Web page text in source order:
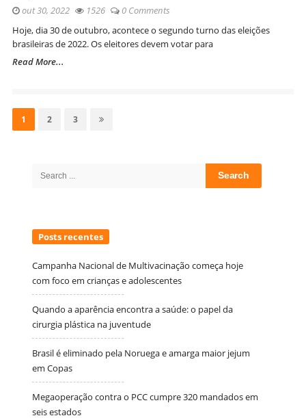
out 30, 2022 1526
0 Comments
Hoje, dia 30 de outubro, acontece o segundo turno das eleições
brasileiras de 2022. Os eleitores devem votar para
Read More...
por
posts
Page
1 Page
2 Page
3
Search
Posts recentes
Campanha Nacional de Multivacinação começa hoje
com foco em crianças e adolescentes
Quando a aparência encontra a saúde: o papel da
cirurgia plástica na juventude
Brasil é eliminado pela Noruega e amarga maior jejum
em Copas
Megaoperação contra o PCC cumpre 320 mandados em
seis estados